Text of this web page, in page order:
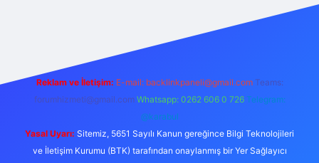
Reklam ve İletişim: E-mail: backlinkpaneli@gmail.com Teams:
forumhizmeti@gmail.com Whatsapp: 0262 606 0 726 Telegram:
@karabul
Yasal Uyarı: Sitemiz, 5651 Sayılı Kanun gereğince Bilgi Teknolojileri
ve İletişim Kurumu (BTK) tarafından onaylanmış bir Yer Sağlayıcı